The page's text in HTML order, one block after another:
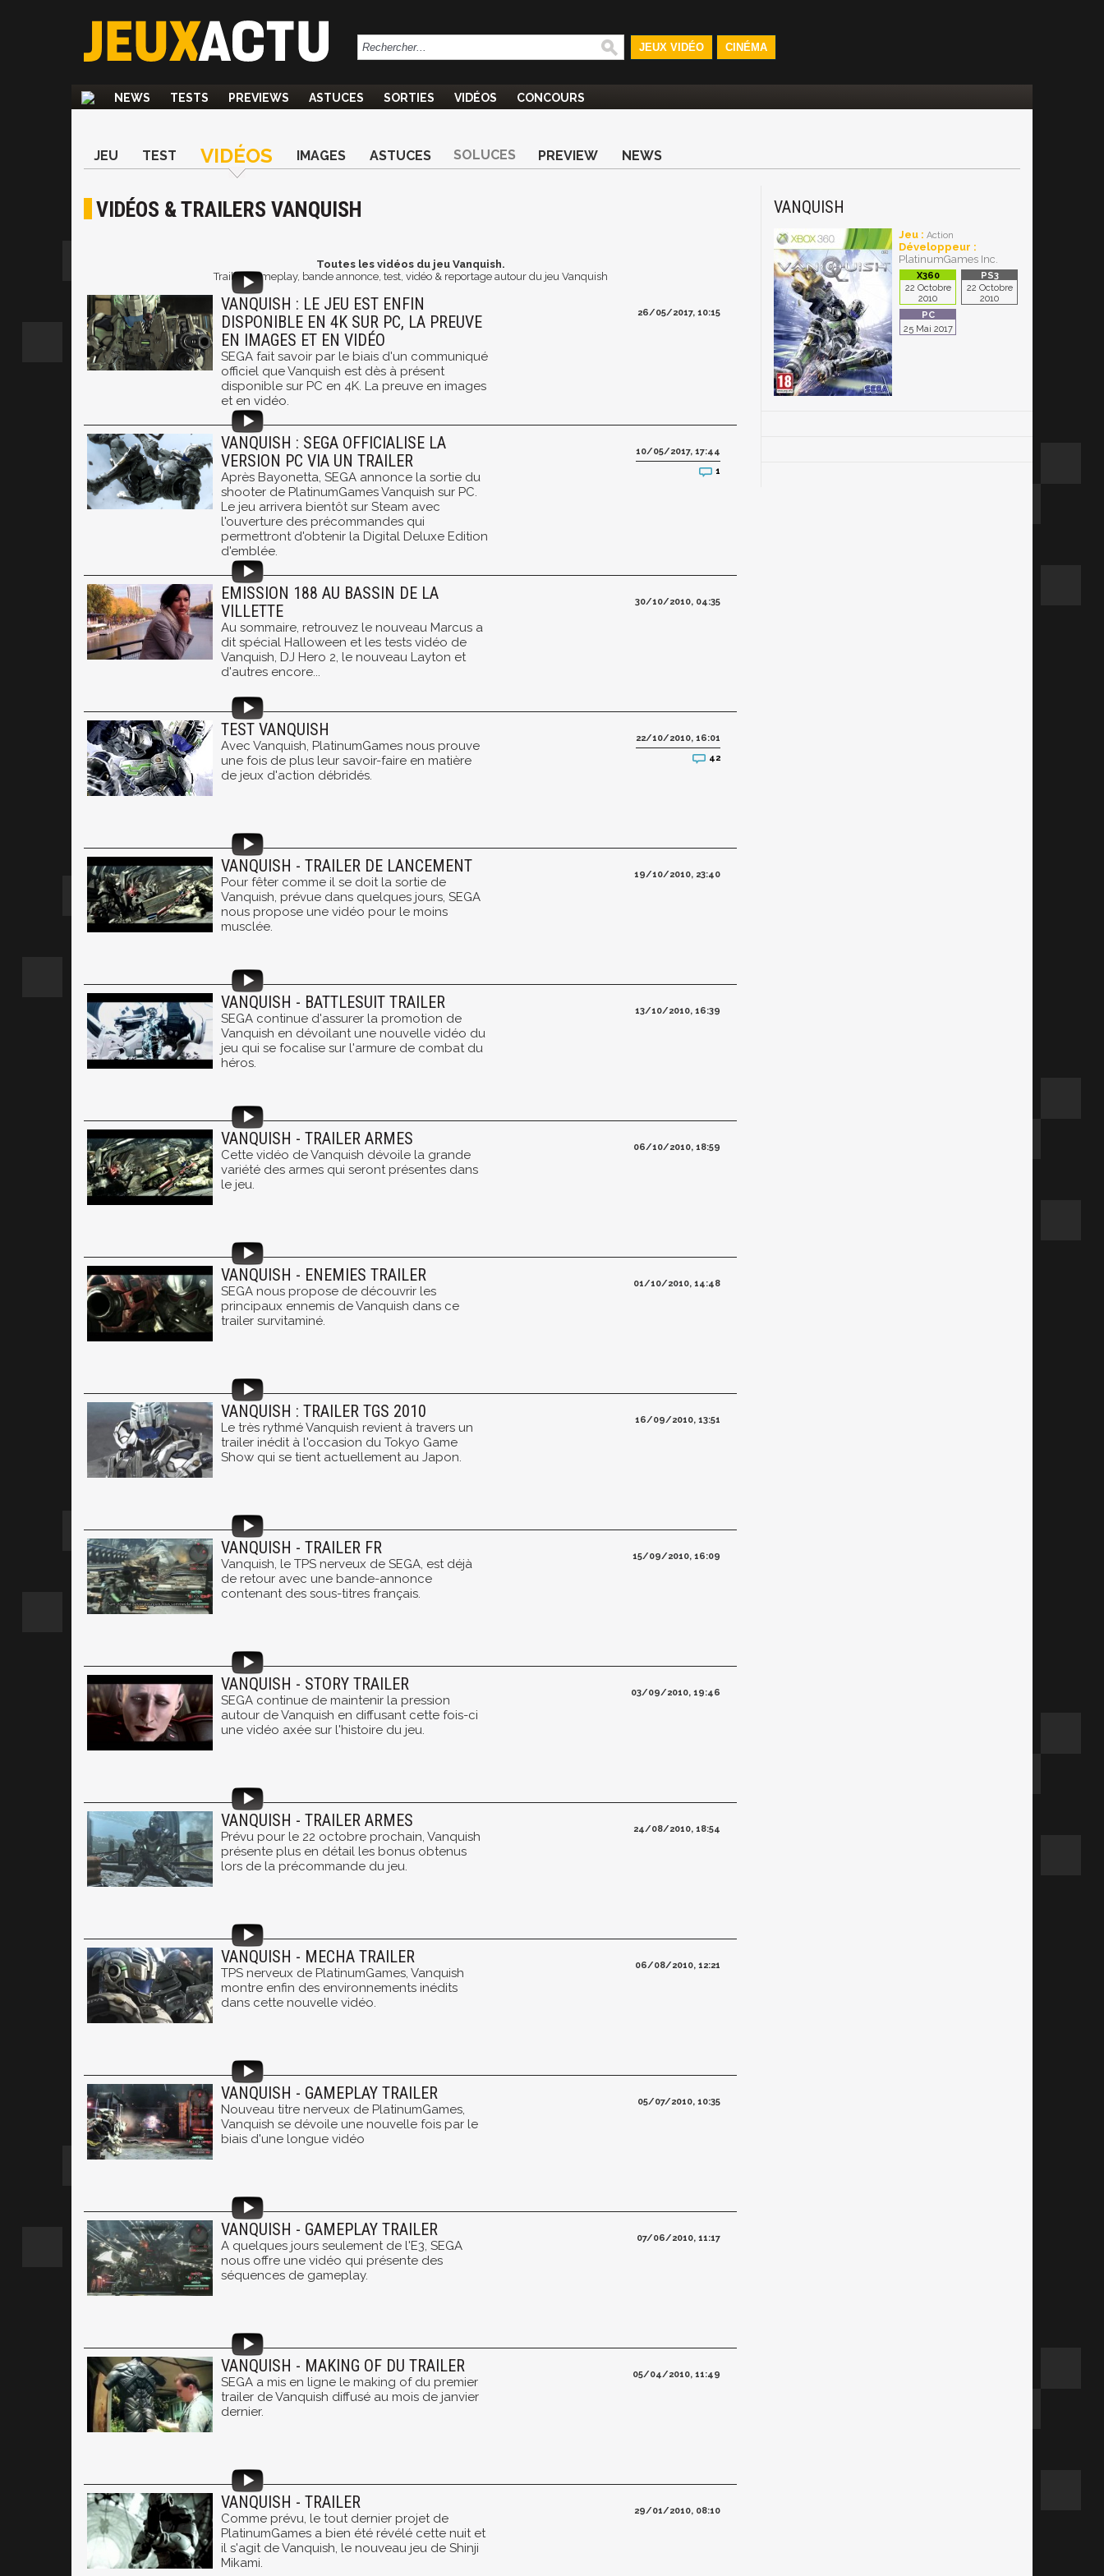
JEUX VIDÉO CINÉMA
NEWS TESTS PREVIEWS ASTUCES SORTIES VIDÉOS CONCOURS
JEU TEST VIDÉOS IMAGES ASTUCES SOLUCES PREVIEW NEWS
VIDÉOS & TRAILERS VANQUISH
Toutes les vidéos du jeu Vanquish.
Trailer, gameplay, bande annonce, test, vidéo & reportage autour du jeu Vanquish
VANQUISH : LE JEU EST ENFIN
DISPONIBLE EN 4K SUR PC, LA PREUVE
EN IMAGES ET EN VIDÉO
SEGA fait savoir par le biais d'un communiqué
officiel que Vanquish est dès à présent
disponible sur PC en 4K. La preuve en images
et en vidéo.
26/05/2017, 10:15
VANQUISH : SEGA OFFICIALISE LA
VERSION PC VIA UN TRAILER
Après Bayonetta, SEGA annonce la sortie du
shooter de PlatinumGames Vanquish sur PC.
Le jeu arrivera bientôt sur Steam avec
l'ouverture des précommandes qui
permettront d'obtenir la Digital Deluxe Edition
d'emblée.
10/05/2017, 17:44
1
EMISSION 188 AU BASSIN DE LA
VILLETTE
Au sommaire, retrouvez le nouveau Marcus a
dit spécial Halloween et les tests vidéo de
Vanquish, DJ Hero 2, le nouveau Layton et
d'autres encore...
30/10/2010, 04:35
TEST VANQUISH
Avec Vanquish, PlatinumGames nous prouve
une fois de plus leur savoir-faire en matière
de jeux d'action débridés.
22/10/2010, 16:01
42
VANQUISH - TRAILER DE LANCEMENT
Pour fêter comme il se doit la sortie de
Vanquish, prévue dans quelques jours, SEGA
nous propose une vidéo pour le moins
musclée.
19/10/2010, 23:40
VANQUISH - BATTLESUIT TRAILER
SEGA continue d'assurer la promotion de
Vanquish en dévoilant une nouvelle vidéo du
jeu qui se focalise sur l'armure de combat du
héros.
13/10/2010, 16:39
VANQUISH - TRAILER ARMES
Cette vidéo de Vanquish dévoile la grande
variété des armes qui seront présentes dans
le jeu.
06/10/2010, 18:59
VANQUISH - ENEMIES TRAILER
SEGA nous propose de découvrir les
principaux ennemis de Vanquish dans ce
trailer survitaminé.
01/10/2010, 14:48
VANQUISH : TRAILER TGS 2010
Le très rythmé Vanquish revient à travers un
trailer inédit à l'occasion du Tokyo Game
Show qui se tient actuellement au Japon.
16/09/2010, 13:51
VANQUISH - TRAILER FR
Vanquish, le TPS nerveux de SEGA, est déjà
de retour avec une bande-annonce
contenant des sous-titres français.
15/09/2010, 16:09
VANQUISH - STORY TRAILER
SEGA continue de maintenir la pression
autour de Vanquish en diffusant cette fois-ci
une vidéo axée sur l'histoire du jeu.
03/09/2010, 19:46
VANQUISH - TRAILER ARMES
Prévu pour le 22 octobre prochain, Vanquish
présente plus en détail les bonus obtenus
lors de la précommande du jeu.
24/08/2010, 18:54
VANQUISH - MECHA TRAILER
TPS nerveux de PlatinumGames, Vanquish
montre enfin des environnements inédits
dans cette nouvelle vidéo.
06/08/2010, 12:21
VANQUISH - GAMEPLAY TRAILER
Nouveau titre nerveux de PlatinumGames,
Vanquish se dévoile une nouvelle fois par le
biais d'une longue vidéo
05/07/2010, 10:35
VANQUISH - GAMEPLAY TRAILER
A quelques jours seulement de l'E3, SEGA
nous offre une vidéo qui présente des
séquences de gameplay.
07/06/2010, 11:17
VANQUISH - MAKING OF DU TRAILER
SEGA a mis en ligne le making of du premier
trailer de Vanquish diffusé au mois de janvier
dernier.
05/04/2010, 11:49
VANQUISH - TRAILER
Comme prévu, le tout dernier projet de
PlatinumGames a bien été révélé cette nuit et
il s'agit de Vanquish, le nouveau jeu de Shinji
Mikami.
29/01/2010, 08:10
VANQUISH
Jeu : Action
Développeur :
PlatinumGames Inc.
22 Octobre
2010
22 Octobre
2010
25 Mai 2017